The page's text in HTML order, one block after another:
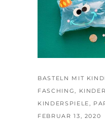
BASTELN MIT
FASCHING,
KINDERSPIELE,
FEBRUAR 13, 2020